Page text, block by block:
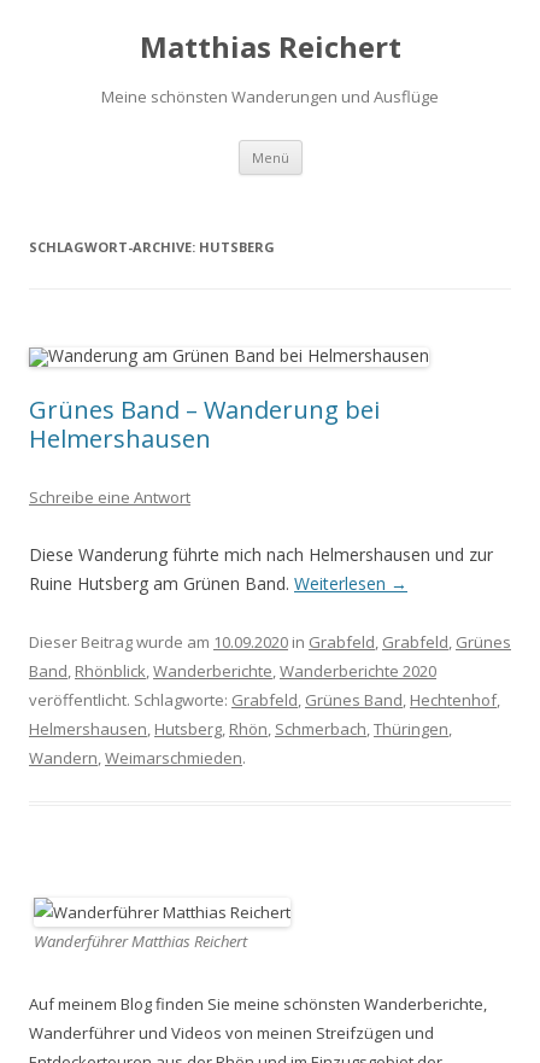
Matthias Reichert
Meine schönsten Wanderungen und Ausflüge
Menü Zum
springen
SCHLAGWORT-ARCHIVE: HUTSBERG
Grünes Band – Wanderung bei
Helmershausen
Schreibe eine Antwort
Diese Wanderung führte mich nach Helmershausen und zur
Ruine Hutsberg am Grünen Band. Weiterlesen →
Dieser Beitrag wurde am 10.09.2020 in Grabfeld, Grabfeld, Grünes
Band, Rhönblick,Wanderberichte,Wanderberichte 2020
veröffentlicht. Schlagworte: Grabfeld, Grünes Band, Hechtenhof,
Helmershausen, Hutsberg, Rhön, Schmerbach,Thüringen,
Wandern,Weimarschmieden.
Wanderführer Matthias Reichert
Auf meinem Blog finden Sie meine schönsten Wanderberichte,
Wanderführer und Videos von meinen Streifzügen und